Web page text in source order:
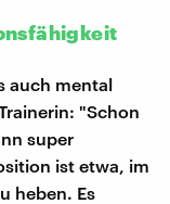
auch mental
"Schon
super
ist etwa, im
heben. Es